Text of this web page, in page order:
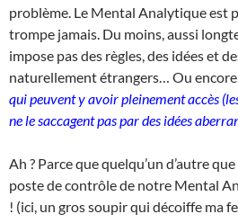
problème. Le Mental Analytique est
trompe jamais. Du moins, aussi
impose pas des règles, des idées et
naturellement étrangers… Ou encore,
qui peuvent y avoir pleinement accès
ne le saccagent pas par des idées
Ah ? Parce que quelqu’un d’autre
poste de contrôle de notre Mental
! (ici, un gros soupir qui décoiffe ma